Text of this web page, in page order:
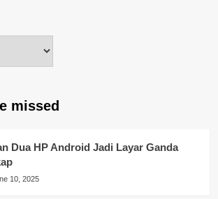
missed
Dua HP Android Jadi Layar Ganda
10, 2025